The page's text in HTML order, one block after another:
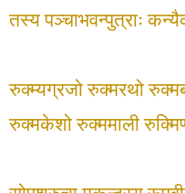
तस्य पञ्चाभवन्पुत्राः
रुक्म्यग्रजो रुक्मरथो
रुक्मकेशो रुक्ममाली